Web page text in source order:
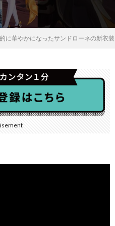
的に華やかになったサンドローネの新衣